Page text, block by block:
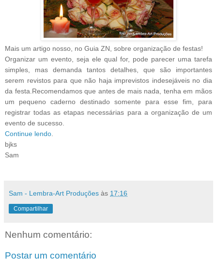
Mais um artigo nosso, no Guia ZN, sobre organização de festas!
Organizar um evento, seja ele qual for, pode parecer uma tarefa
simples, mas demanda tantos detalhes , que são importantes
serem revistos para que não haja imprevistos indesejáveis no dia
da festa. Recomendamos que antes de mais nada, tenha em mãos
um pequeno caderno destinado somente para esse fim, para
registrar todas as etapas necessárias para a organização de um
evento de sucesso.
Continue lendo
bjks
Sam
Sam - Lembra-Art Produções às 17:16
Compartilhar
Nenhum comentário:
Postar um comentário